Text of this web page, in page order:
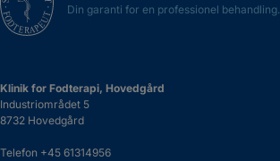
Din garanti for en professionel behandling.
Klinik for Fodterapi, Hovedgård
Industriområdet 5
8732 Hovedgård
Telefon +45 61314956